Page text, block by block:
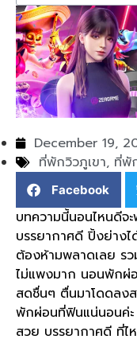
December 19,
ที่พักวิวภูเขา, ที่พั
Facebook
บทความนี้นอนไหนดีจ
บรรยากาศดี ปิ้งย่างไ
ต้องห้ามพลาดเลย ร
ไม่แพงมาก นอนพักผ่
สดชื่นๆ ตื่นมาโดดลงส
พักผ่อนที่ฟินแน่นอนค่ะ
สวย บรรยากาศดี ที่ไ